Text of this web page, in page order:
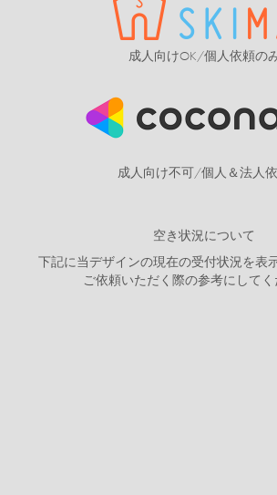
成人向けOK/個人依頼の
成人向け不可/個人＆法人
空き状況について
下記に当デザインの現在の受付状況を表
ご依頼いただく際の参考にしてく